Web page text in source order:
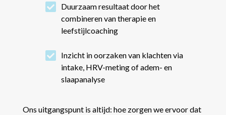

Duurzaam resultaat door het
combineren van therapie en
leefstijlcoaching

Inzicht in oorzaken van klachten via
intake, HRV-meting of adem- en
slaapanalyse
Ons uitgangspunt is altijd: hoe zorgen we ervoor dat